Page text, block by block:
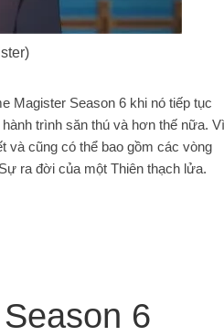
Magister Season 6 khi nó tiếp tục
trình săn thú và hơn thế nữa. Vì
và cũng có thể bao gồm các vòng
ra đời của một Thiên thạch lửa.
6